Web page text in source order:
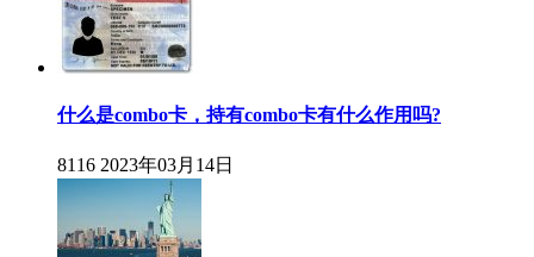
什么是combo卡，持有combo卡有什么作用吗?
8116 2023年03月14日